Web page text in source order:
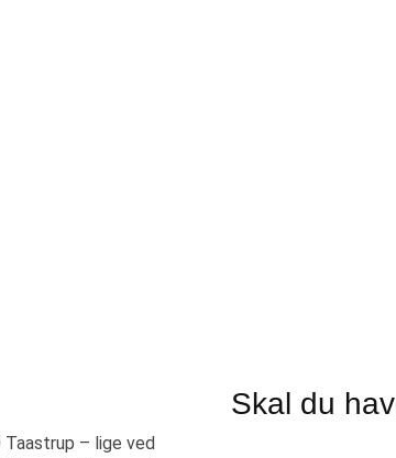
Taastrup – lige ved
Skal du